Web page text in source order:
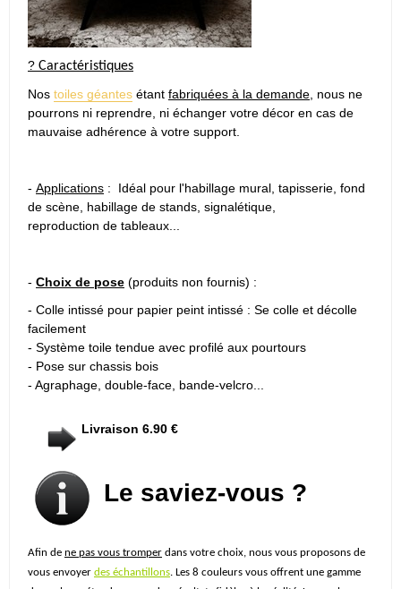
? Caractéristiques
Nos toiles géantes étant fabriquées à la demande , nous ne
pourrons ni reprendre, ni échanger votre décor en cas de
mauvaise adhérence à votre support.
- Applications : Idéal pour l'habillage mural, tapisserie, fond
de scène, habillage de stands, signalétique,
reproduction de tableaux...
- Choix de pose (produits non fournis) :
- Colle intissé pour papier peint intissé : Se colle et décolle
facilement
- Système toile tendue avec profilé aux pourtours
- Pose sur chassis bois
- Agraphage, double-face, bande-velcro...
Livraison 6.90 €
Le saviez-vous ?
Afin de ne pas vous tromper dans votre choix, nous vous proposons de
vous envoyer des échantillons. Les 8 couleurs vous offrent une gamme